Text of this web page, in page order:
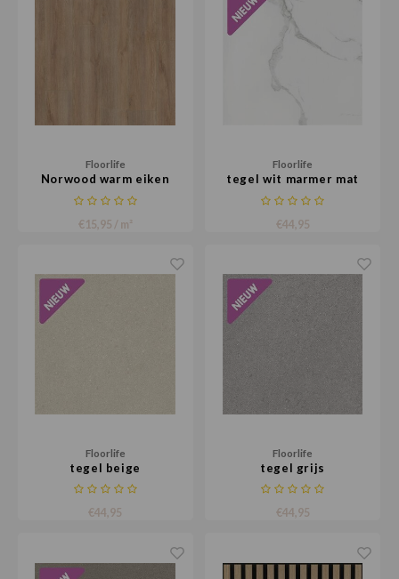
Floorlife
Norwood warm eiken
€15,95 / m²
Floorlife
tegel wit marmer mat
€44,95
Floorlife
tegel beige
€44,95
Floorlife
tegel grijs
€44,95